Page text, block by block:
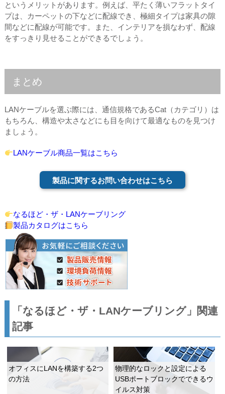
というメリットがあります。例えば、平たく薄いフラットタイ
プは、カーペットの下などに配線でき、極細タイプは家具の隙
間などに配線が可能です。また、インテリアを損なわず、配線
をすっきり見せることができるでしょう。
まとめ
LANケーブルを選ぶ際には、通信規格であるCat（カテゴリ）は
もちろん、構造や太さなどにも目を向けて最適なものを見つけ
ましょう。
LANケーブル商品一覧はこちら
製品に関するお問い合わせはこちら
なるほど・ザ・LANケーブリング
製品カタログはこちら
「なるほど・ザ・LANケーブリング」関連
記事
オフィスにLANを構築する2つ
の方法
物理的なロックと設定による
USBポートブロックでできるウ
イルス対策